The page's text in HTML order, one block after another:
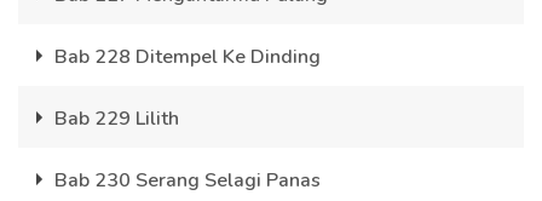
Bab 228 Ditempel Ke Dinding
Bab 229 Lilith
Bab 230 Serang Selagi Panas